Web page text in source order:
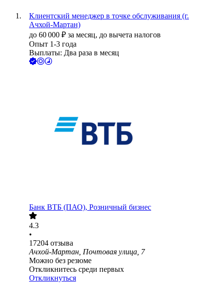
Клиентский менеджер в точке обслуживания (г.
Ачхой-Мартан)
до 60 000 ₽ за месяц, до вычета налогов
Опыт 1-3 года
Выплаты: Два раза в месяц
Банк ВТБ (ПАО), Розничный бизнес
4.3
•
17204 отзыва
Ачхой-Мартан, Почтовая улица, 7
Можно без резюме
Откликнитесь среди первых
Откликнуться